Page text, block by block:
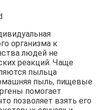
организма к
людей не
реакций. Чаще
пыльца
пыль, пищевые
помогает
позволяет взять его